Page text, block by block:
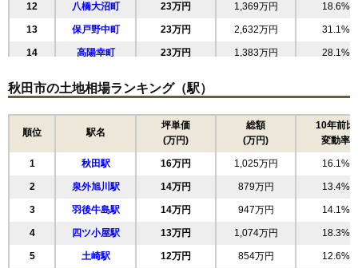
12 八橋大沼町 23万円 1,369万円 18.6%
13 保戸野中町 23万円 2,632万円 31.1%
14 高陽幸町 23万円 1,383万円 28.1%
16 八橋本町 23万円 1,485万円 27.6%
22万円 1,271万円 24.2%
22万円 1,073万円 19.5%
19 手形山崎町 22万円 996万円 15.5%
20 旭北錦町 22万円 946万円 5.6%
21 南通亀の町 22万円 1,235万円 14.3%
22 高陽青柳町 21万円 1,379万円 20.2%
23 南通築地 21万円 1,233万円 17.4%
秋田市の土地相場ランキング（駅）
順位 駅名
坪単価
(万円)
総額
(万円)
10年前比
変動率
1 秋田駅 16万円 1,025万円 16.1%
2 泉外旭川駅 14万円 879万円 13.4%
3 羽後牛島駅 14万円 947万円 14.1%
4 四ツ小屋駅 13万円 1,074万円 18.3%
5 土崎駅 12万円 854万円 12.6%